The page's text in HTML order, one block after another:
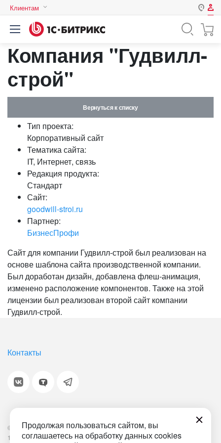
Продолжая пользоваться сайтом, вы
соглашаетесь на обработку данных cookies
Клиентам
Казахстан
Авторизация
Нет аккаунта?Зарегистрироваться
Пароль
Запомнить меня на этом
Забыли свой пароль?
или войдите с помощью
Компания "Гудвилл-
строй"
Вернуться к списку
Тип проекта:
Корпоративный сайт
Тематика сайта:
IT, Интернет, связь
Редакция продукта:
Стандарт
Сайт:
goodwill-stroi.ru
Партнер:
БизнесПрофи
Сайт для компании Гудвилл-строй был реализован на
основе шаблона сайта производственной компании.
Был доработан дизайн, добавлена флеш-анимация,
изменено расположение компонентов. Также на этой
лицензии был реализован второй сайт компании
Гудвилл-строй.
Контакты
© 2001-2026 «Битрикс», «1С-Битрикс». Работает на
1С-Битрикс: Управление сайтом.